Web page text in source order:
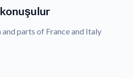
and parts of France and Italy